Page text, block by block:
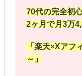
70代の完全初
2ヶ月で月3万
「楽天×Xアフ
～」